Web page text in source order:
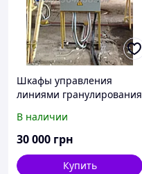
Шкафы управления
линиями гранулирования
сушки АВМ -0,65 -1,5,
сырьевого участка линий
В наличии
30 000 грн
Купить